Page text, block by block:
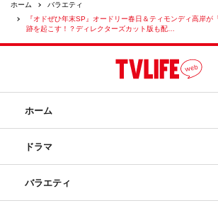
ホーム
バラエティ
『オドぜひ年末SP』オードリー春日＆ティモンディ高岸が
跡を起こす！？ディレクターズカット版も配…
ホーム
ドラマ
バラエティ